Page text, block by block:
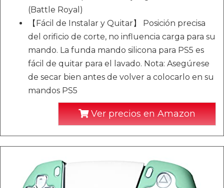
(Battle Royal)
【Fácil de Instalar y Quitar】 Posición precisa
del orificio de corte, no influencia carga para su
mando. La funda mando silicona para PS5 es
fácil de quitar para el lavado. Nota: Asegúrese
de secar bien antes de volver a colocarlo en su
mandos PS5
Ver precios en Amazon